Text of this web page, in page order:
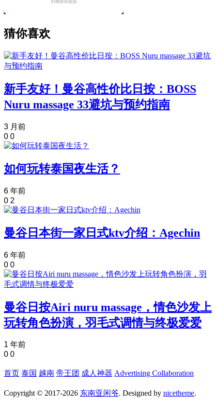
猜你喜欢
新手友好！曼谷高性价比日按：BOSS
Nuru massage 33避坑与预约指南
3 月前
0 0
如何玩转泰国夜生活？
6 年前
0 2
曼谷日本街一家日式ktv介绍：Agechin
6 年前
0 0
曼谷日按Airi nuru massage，情色沙发上
玩转角色扮演，羽毛式调情与终极爱爱
1 年前
0 0
首页 泰国 越南 帝王团 成人神器 Advertising Collaboration
Copyright © 2017-2026 东南亚闲爷. Designed by nicetheme.